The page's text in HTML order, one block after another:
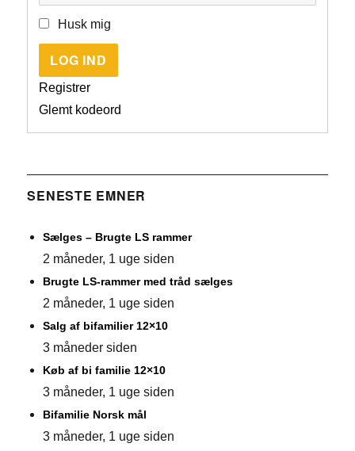
Husk mig
LOG IND
Registrer
Glemt kodeord
SENESTE EMNER
Sælges – Brugte LS rammer
2 måneder, 1 uge siden
Brugte LS-rammer med tråd sælges
2 måneder, 1 uge siden
Salg af bifamilier 12×10
3 måneder siden
Køb af bi familie 12×10
3 måneder, 1 uge siden
Bifamilie Norsk mål
3 måneder, 1 uge siden